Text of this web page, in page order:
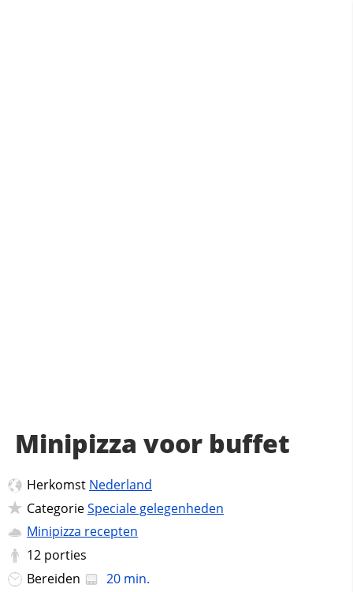
Minipizza voor buffet
Herkomst Nederland
CategorieSpeciale gelegenheden
Minipizza recepten
12 porties
Bereiden
20 min.